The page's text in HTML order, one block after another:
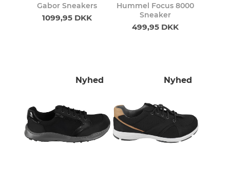
Gabor Sneakers
1099,95 DKK
Hummel Focus 8000
Sneaker
499,95 DKK
Nyhed Nyhed